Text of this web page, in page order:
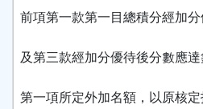
前項第一款第一目總積分經加
及第三款經加分優待後分數應達
第一項所定外加名額，以原核